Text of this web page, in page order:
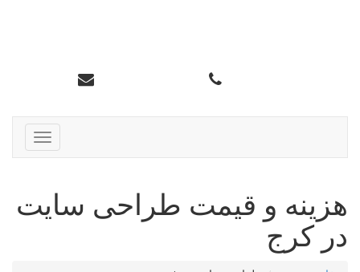
ناوبری
هزینه و قیمت طراحی سایت
در کرج